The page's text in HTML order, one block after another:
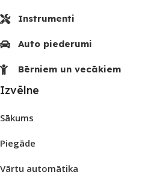
Instrumenti
Auto piederumi
Bērniem un vecākiem
Izvēlne
Sākums
Piegāde
Vārtu automātika